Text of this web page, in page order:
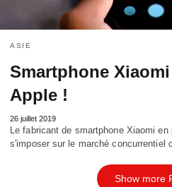
ASIE
Smartphone
Apple !
26 juillet 2019
Le fabricant de smartphone Xiaomi
s'imposer sur le marché concurrentiel
Show more